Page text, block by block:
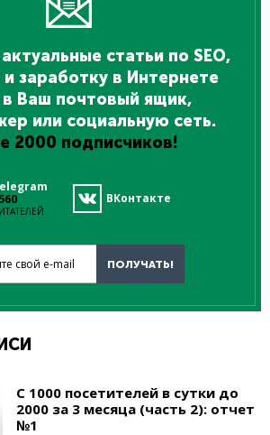
статьи по SEO,
и заработку в Интернете
Ваш почтовый ящик,
или социальную сеть.
2000 подписчиков!
ВКонтакте
ПОЛУЧАТЬ!
С 1000 посетителей в сутки до
2000 за 3 месяца (часть 2): отчет
№1